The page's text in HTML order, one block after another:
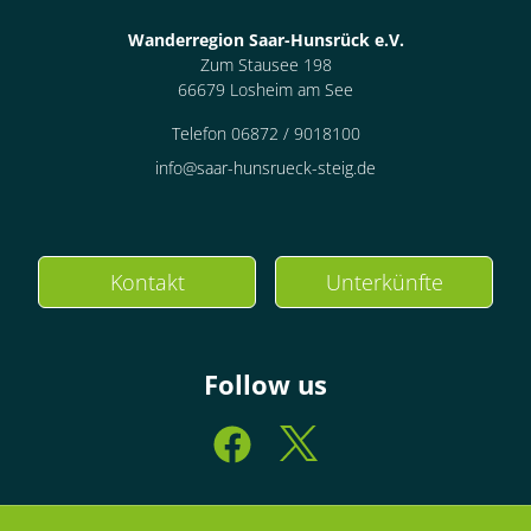
Wanderregion Saar-Hunsrück e.V.
Zum Stausee 198
66679 Losheim am See
Telefon 06872 / 9018100
info@saar-hunsrueck-steig.de
Kontakt Unterkünfte
Follow us